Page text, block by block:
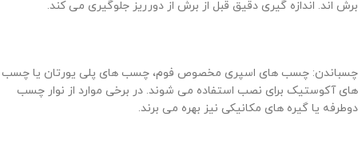
برش اند. اندازه گیری دقیق قبل از برش از دورریز جلوگیری می کند.
چسباندن: چسب های اسپری مخصوص فوم، چسب های پلی یورتان یا چسب
های آکوستیک برای نصب استفاده می شوند. در برخی موارد از نوار چسب
دوطرفه یا گیره های مکانیکی نیز بهره می برند.